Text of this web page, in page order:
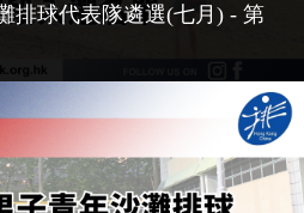
排球代表隊遴選(七月) - 第